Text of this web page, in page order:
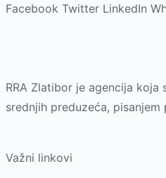
Facebook Twitter LinkedIn
RRA Zlatibor je agencija koja
srednjih preduzeća,
Važni linkovi